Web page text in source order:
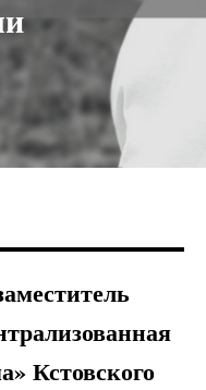
Кстовского